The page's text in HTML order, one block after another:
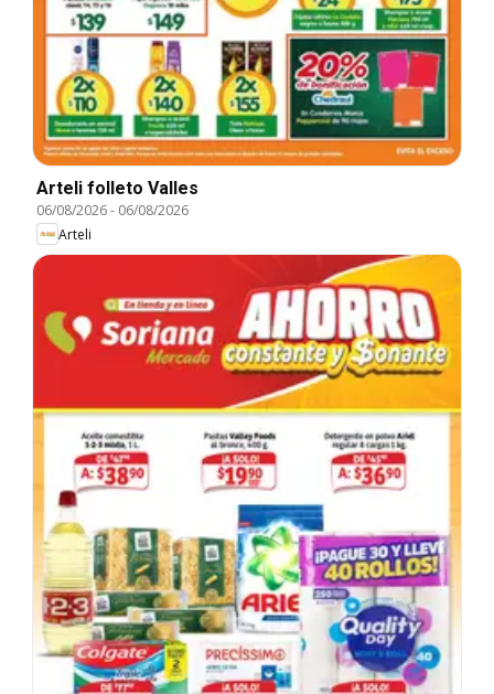
Arteli folleto Valles
06/08/2026- 06/08/2026
Arteli